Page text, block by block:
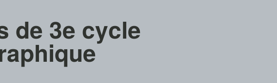
de 3e cycle